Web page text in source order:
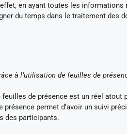
en ayant toutes les informations
du temps dans le traitement des
à l’utilisation de feuilles de
de présence est un réel atout
permet d’avoir un suivi
des participants.